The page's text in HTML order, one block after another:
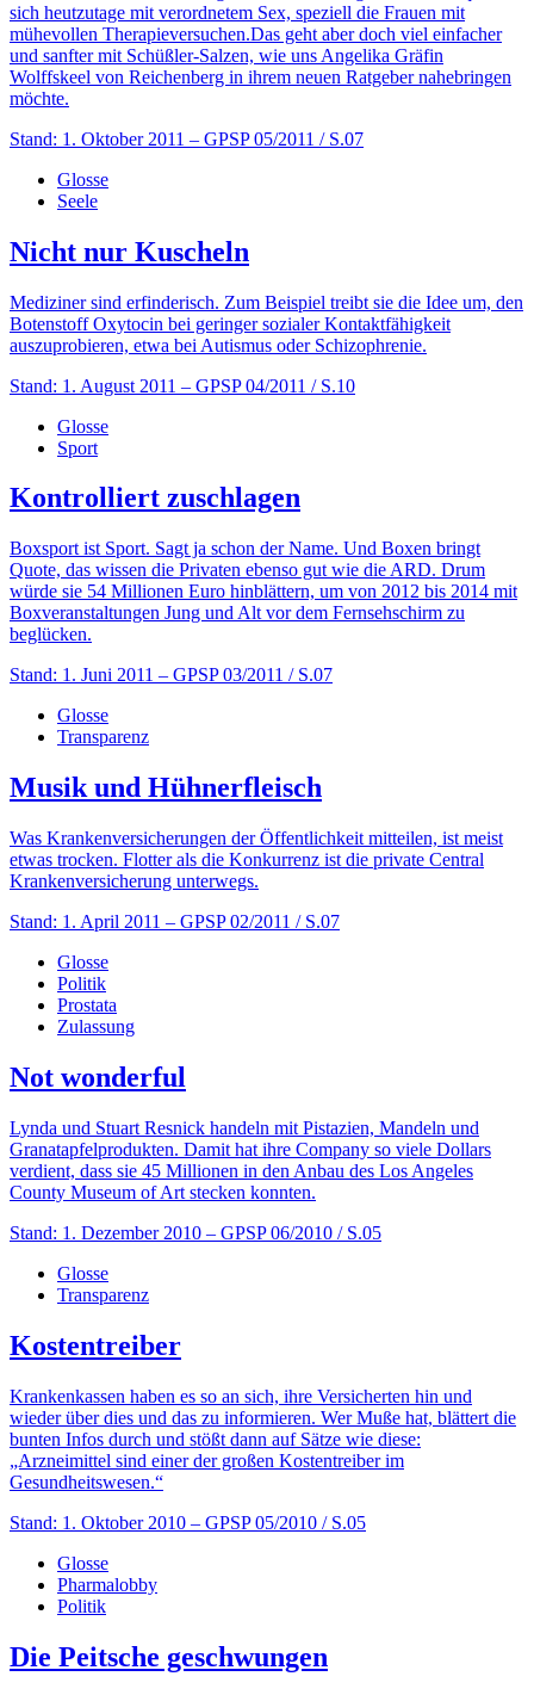
sich heutzutage mit verordnetem Sex, speziell die Frauen mit
mühevollen Therapieversuchen.Das geht aber doch viel einfacher
und sanfter mit Schüßler-Salzen, wie uns Angelika Gräfin
Wolffskeel von Reichenberg in ihrem neuen Ratgeber nahebringen
möchte.
Stand: 1. Oktober 2011 – GPSP 05/2011 / S.07
Glosse
Seele
Nicht nur Kuscheln
Mediziner sind erfinderisch. Zum Beispiel treibt sie die Idee um, den
Botenstoff Oxytocin bei geringer sozialer Kontaktfähigkeit
auszuprobieren, etwa bei Autismus oder Schizophrenie.
Stand: 1. August 2011 – GPSP 04/2011 / S.10
Glosse
Sport
Kontrolliert zuschlagen
Boxsport ist Sport. Sagt ja schon der Name. Und Boxen bringt
Quote, das wissen die Privaten ebenso gut wie die ARD. Drum
würde sie 54 Millionen Euro hinblättern, um von 2012 bis 2014 mit
Boxveranstaltungen Jung und Alt vor dem Fernsehschirm zu
beglücken.
Stand: 1. Juni 2011 – GPSP 03/2011 / S.07
Glosse
Transparenz
Musik und Hühnerfleisch
Was Krankenversicherungen der Öffentlichkeit mitteilen, ist meist
etwas trocken. Flotter als die Konkurrenz ist die private Central
Krankenversicherung unterwegs.
Stand: 1. April 2011 – GPSP 02/2011 / S.07
Glosse
Politik
Prostata
Zulassung
Not wonderful
Lynda und Stuart Resnick handeln mit Pistazien, Mandeln und
Granatapfelprodukten. Damit hat ihre Company so viele Dollars
verdient, dass sie 45 Millionen in den Anbau des Los Angeles
County Museum of Art stecken konnten.
Stand: 1. Dezember 2010 – GPSP 06/2010 / S.05
Glosse
Transparenz
Kostentreiber
Krankenkassen haben es so an sich, ihre Versicherten hin und
wieder über dies und das zu informieren. Wer Muße hat, blättert die
bunten Infos durch und stößt dann auf Sätze wie diese:
„Arzneimittel sind einer der großen Kostentreiber im
Gesundheitswesen.“
Stand: 1. Oktober 2010 – GPSP 05/2010 / S.05
Glosse
Pharmalobby
Politik
Die Peitsche geschwungen